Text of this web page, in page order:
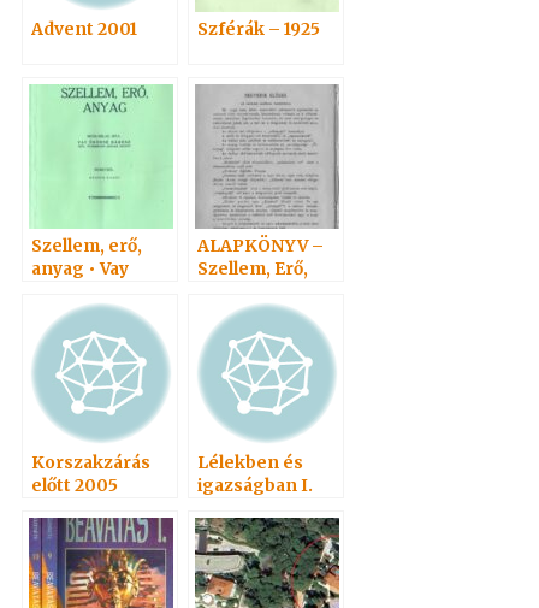
Advent 2001 Szférák – 1925
Szellem, erő,
anyag • Vay
ALAPKÖNYV –
Szellem, Erő,
Korszakzárás
előtt 2005
Lélekben és
igazságban I.